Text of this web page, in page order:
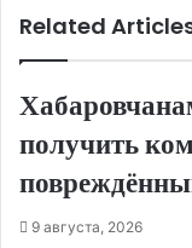
Related
получить
9 августа, 2026